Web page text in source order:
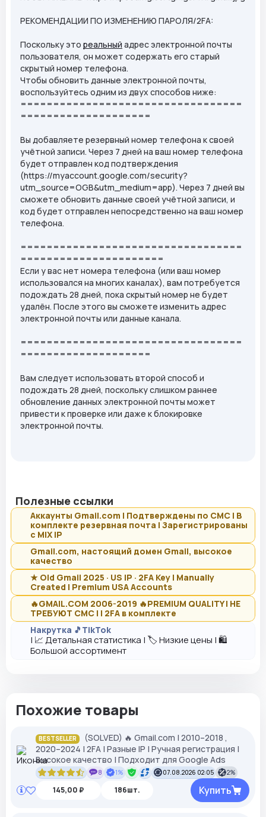
РЕКОМЕНДАЦИИ ПО ИЗМЕНЕНИЮ ПАРОЛЯ/2FA:
Поскольку это реальный адрес электронной почты
пользователя, он может содержать его старый
скрытый номер телефона.
Чтобы обновить данные электронной почты,
воспользуйтесь одним из двух способов ниже:
==================================
====================
Вы добавляете резервный номер телефона к своей
учётной записи. Через 7 дней на ваш номер телефона
будет отправлен код подтверждения
(https://myaccount.google.com/security?
utm_source=OGB&utm_medium=app). Через 7 дней вы
сможете обновить данные своей учётной записи, и
код будет отправлен непосредственно на ваш номер
телефона.
==================================
======================
Если у вас нет номера телефона (или ваш номер
использовался на многих каналах), вам потребуется
подождать 28 дней, пока скрытый номер не будет
удалён. После этого вы сможете изменить адрес
электронной почты или данные канала.
==================================
====================
Вам следует использовать второй способ и
подождать 28 дней, поскольку слишком раннее
обновление данных электронной почты может
привести к проверке или даже к блокировке
электронной почты.
Полезные ссылки
Аккаунты Gmail.com | Подтверждены по СМС | В
комплекте резервная почта | Зарегистрированы
с MIX IP
Gmail.com, настоящий домен Gmail, высокое
качество
★ Old Gmail 2025 · US IP · 2FA Key | Manually
Created | Premium USA Accounts
🔥GMAIL.COM 2006-2019 🔥PREMIUM QUALITY | НЕ
ТРЕБУЮТ СМС | | 2FA в комплекте
Накрутка 🎵TikTok
| 📈 Детальная статистика | 🏷️ Низкие цены | 🛍️
Большой ассортимент
Похожие товары
BESTSELLER
(SOLVED) 🔥 Gmail.com | 2010–2018 ,
2020–2024 | 2FA | Разные IP | Ручная регистрация |
Высокое качество | Подходит для Google Ads
8 1% 07.08.2026 02:05 2%
145,00 ₽ 186шт. Купить